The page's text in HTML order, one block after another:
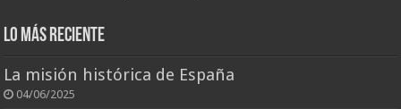
Lo más reciente
La misión histórica de España
04/06/2025